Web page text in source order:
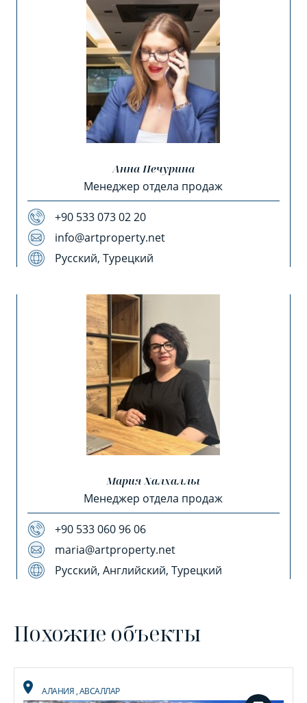
Анна Печурина
Менеджер отдела продаж
+90 533 073 02 20
info@artproperty.net
Русский, Турецкий
Мария Халхаллы
Менеджер отдела продаж
+90 533 060 96 06
maria@artproperty.net
Русский, Английский, Турецкий
Похожие объекты
АЛАНИЯ,АВСАЛЛАР